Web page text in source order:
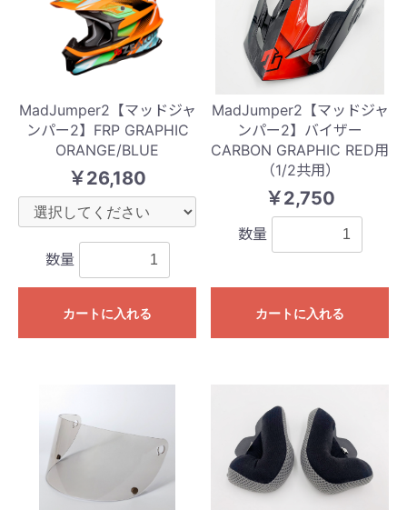
MadJumper2【マッドジャ
ンパー2】FRP GRAPHIC
ORANGE/BLUE
￥26,180
数量
カートに入れる
MadJumper2【マッドジャ
ンパー2】バイザー
CARBON GRAPHIC RED用
（1/2共用）
￥2,750
数量
カートに入れる